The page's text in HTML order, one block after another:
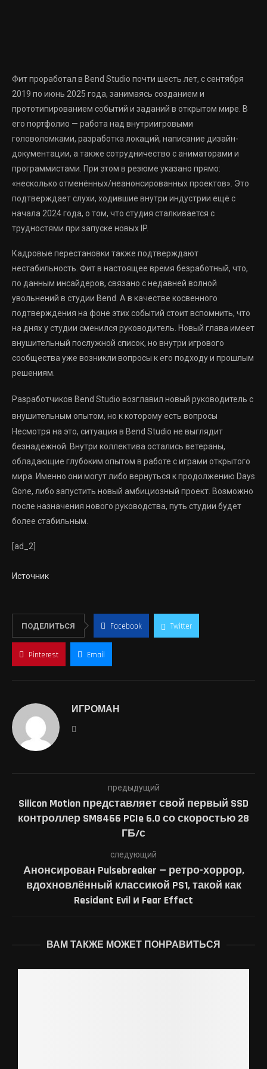
Фит проработал в Bend Studio почти шесть лет, с сентября
2019 по июнь 2025 года, занимаясь созданием и
прототипированием событий и заданий в открытом мире. В
его портфолио — работа над внутриигровыми
головоломками, разработка локаций, написание дизайн-
документации, а также сотрудничество с аниматорами и
программистами. При этом в резюме указано прямо:
«несколько отменённых/неанонсированных проектов». Это
подтверждает слухи, ходившие внутри индустрии ещё с
начала 2024 года, о том, что студия сталкивается с
трудностями при запуске новых IP.
Кадровые перестановки также подтверждают
нестабильность. Фит в настоящее время безработный, что,
по данным инсайдеров, связано с недавней волной
увольнений в студии Bend. А в качестве косвенного
подтверждения на фоне этих событий стоит вспомнить, что
на днях у студии сменился руководитель. Новый глава имеет
внушительный послужной список, но внутри игрового
сообщества уже возникли вопросы к его подходу и прошлым
решениям.
Разработчиков Bend Studio возглавил новый руководитель с
внушительным опытом, но к которому есть вопросы
Несмотря на это, ситуация в Bend Studio не выглядит
безнадёжной. Внутри коллектива остались ветераны,
обладающие глубоким опытом в работе с играми открытого
мира. Именно они могут либо вернуться к продолжению Days
Gone, либо запустить новый амбициозный проект. Возможно
после назначения нового руководства, путь студии будет
более стабильным.
[ad_2]
Источник
ПОДЕЛИТЬСЯ Facebook Twitter
Pinterest Email
ИГРОМАН
предыдущий
Silicon Motion представляет свой первый SSD
контроллер SM8466 PCIe 6.0 со скоростью 28
ГБ/с
следующий
Анонсирован Pulsebreaker — ретро-хоррор,
вдохновлённый классикой PS1, такой как
Resident Evil и Fear Effect
ВАМ ТАКЖЕ МОЖЕТ ПОНРАВИТЬСЯ